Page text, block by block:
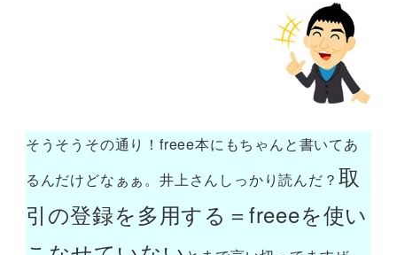
そうそうその通り！freee本にもちゃんと書いてあ
るんだけどなぁぁ。井上さんしっかり読んだ？ 取
引の登録を多用する＝freeeを使い